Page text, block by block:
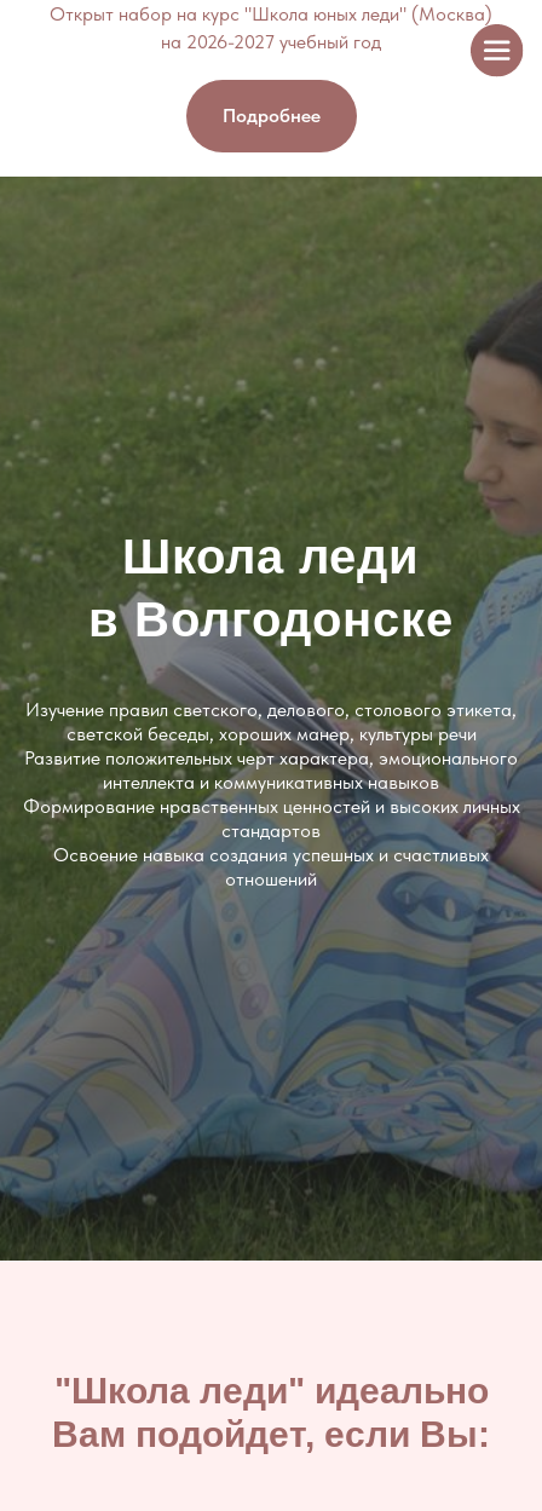
Открыт набор на курс "Школа юных леди" (Москва)
на 2026-2027 учебный год
Подробнее
Школа леди
в Волгодонске
Изучение правил светского, делового, столового этикета,
светской беседы, хороших манер, культуры речи
Развитие положительных черт характера, эмоционального
интеллекта и коммуникативных навыков
Формирование нравственных ценностей и высоких личных
стандартов
Освоение навыка создания успешных и счастливых
отношений
"Школа леди" идеально
Вам подойдет, если Вы: